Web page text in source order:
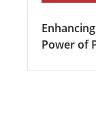
Power of